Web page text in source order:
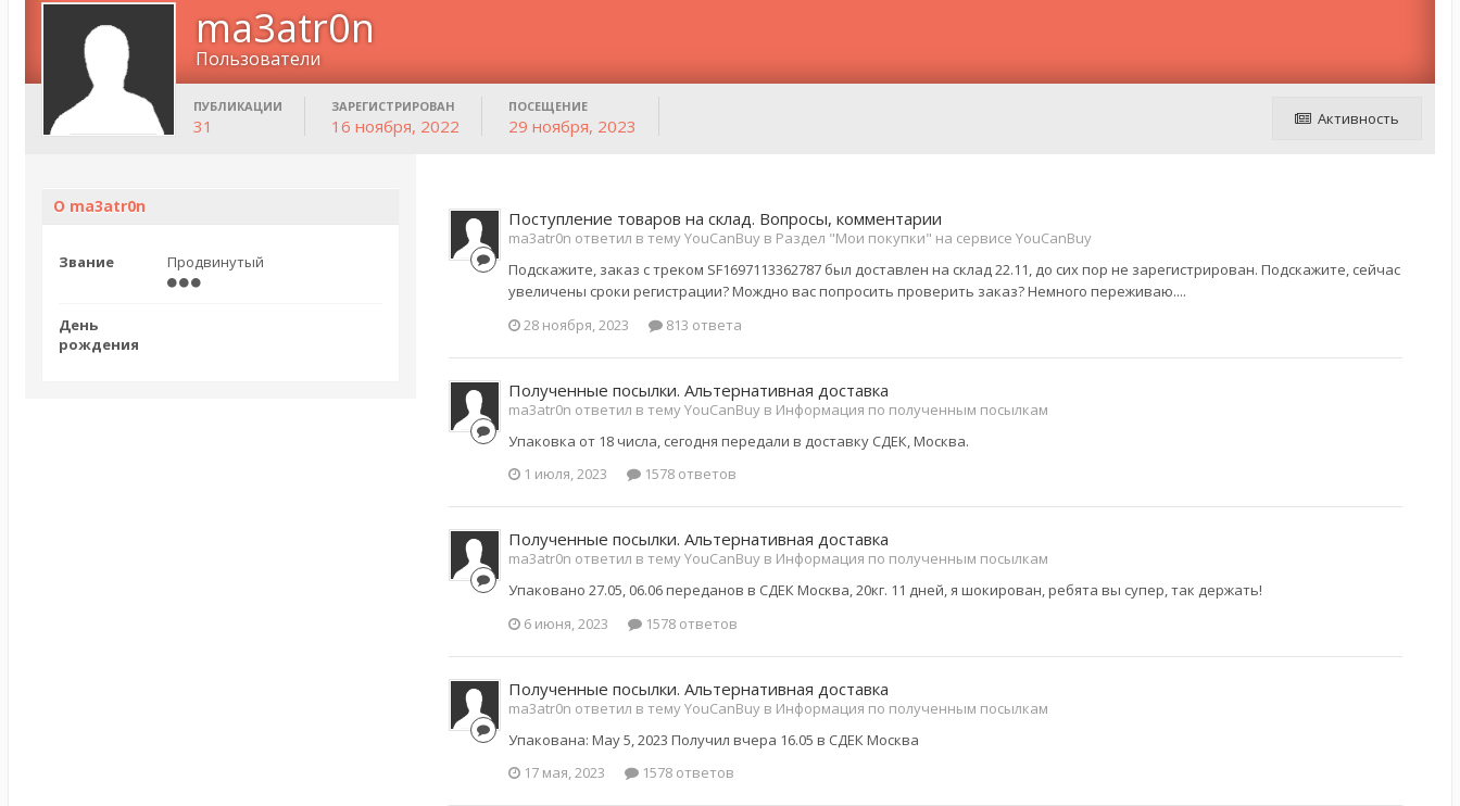
ma3atr0n
Пользователи
Активность
ПУБЛИКАЦИИ
31
ЗАРЕГИСТРИРОВАН
16 ноября, 2022
ПОСЕЩЕНИЕ
29 ноября, 2023
О ma3atr0n
Звание Продвинутый
День
рождения
Поступление товаров на склад. Вопросы, комментарии
ma3atr0n ответил в тему YouCanBuy в Раздел "Мои покупки" на сервисе YouCanBuy
Подскажите, заказ с треком SF1697113362787 был доставлен на склад 22.11, до сих пор не зарегистрирован. Подскажите, сейчас
увеличены сроки регистрации? Мождно вас попросить проверить заказ? Немного переживаю....
28 ноября, 2023
813 ответа
Полученные посылки. Альтернативная доставка
ma3atr0n ответил в тему YouCanBuy в Информация по полученным посылкам
Упаковка от 18 числа, сегодня передали в доставку СДЕК, Москва.
1 июля, 2023
1578 ответов
Полученные посылки. Альтернативная доставка
ma3atr0n ответил в тему YouCanBuy в Информация по полученным посылкам
Упаковано 27.05, 06.06 переданов в СДЕК Москва, 20кг. 11 дней, я шокирован, ребята вы супер, так держать!
6 июня, 2023
1578 ответов
Полученные посылки. Альтернативная доставка
ma3atr0n ответил в тему YouCanBuy в Информация по полученным посылкам
Упакована: May 5, 2023 Получил вчера 16.05 в СДЕК Москва
17 мая, 2023
1578 ответов